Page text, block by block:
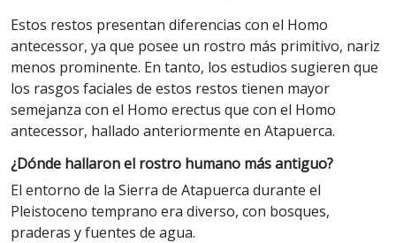
Estos restos presentan diferencias con el Homo
antecessor, ya que posee un rostro más primitivo, nariz
menos prominente. En tanto, los estudios sugieren que
los rasgos faciales de estos restos tienen mayor
semejanza con el Homo erectus que con el Homo
antecessor, hallado anteriormente en Atapuerca.
¿Dónde hallaron el rostro humano más antiguo?
El entorno de la Sierra de Atapuerca durante el
Pleistoceno temprano era diverso, con bosques,
praderas y fuentes de agua.